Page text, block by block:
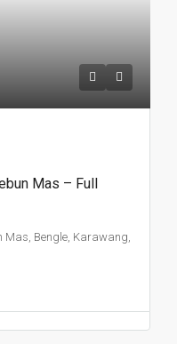
Mas – Full
Mas, Bengle, Karawang,